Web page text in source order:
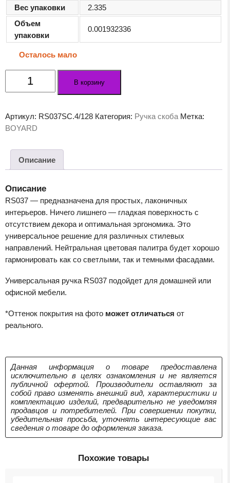
Вес упаковки
2.335
Объем
упаковки
0.001932336
Осталось мало
Количество
товара
RS037SC.4/128
В корзину
Артикул: RS037SC.4/128 Категория: Ручка скоба Метка:
BOYARD
Описание
Описание
RS037 — предназначена для простых, лаконичных
интерьеров. Ничего лишнего — гладкая поверхность с
отсутствием декора и оптимальная эргономика. Это
универсальное решение для различных стилевых
направлений. Нейтральная цветовая палитра будет хорошо
гармонировать как со светлыми, так и темными фасадами.
Универсальная ручка RS037 подойдет для домашней или
офисной мебели.
*Оттенок покрытия на фото может отличаться от
реального.
Данная информация о товаре предоставлена
исключительно в целях ознакомления и не является
публичной офертой. Производители оставляют за
собой право изменять внешний вид, характеристики и
комплектацию изделий, предварительно не уведомляя
продавцов и потребителей. При совершении покупки,
убедительная просьба, уточнять интересующие вас
сведения о товаре до оформления заказа.
Похожие товары